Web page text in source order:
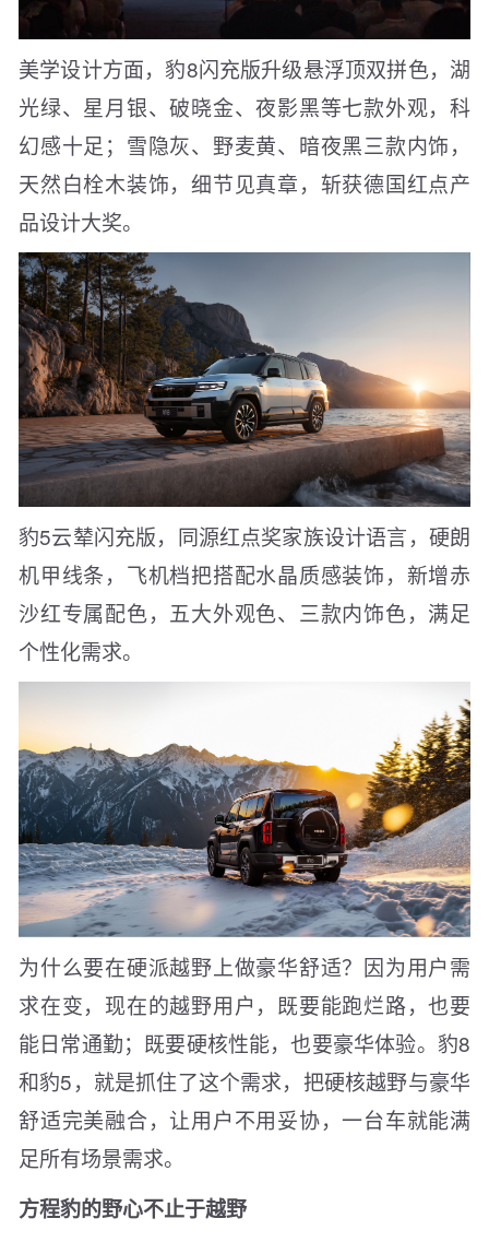
美学设计方面，豹8闪充版升级悬浮顶双拼色，湖
光绿、星月银、破晓金、夜影黑等七款外观，科
幻感十足；雪隐灰、野麦黄、暗夜黑三款内饰，
天然白栓木装饰，细节见真章，斩获德国红点产
品设计大奖。
豹5云辇闪充版，同源红点奖家族设计语言，硬朗
机甲线条，飞机档把搭配水晶质感装饰，新增赤
沙红专属配色，五大外观色、三款内饰色，满足
个性化需求。
为什么要在硬派越野上做豪华舒适？因为用户需
求在变，现在的越野用户，既要能跑烂路，也要
能日常通勤；既要硬核性能，也要豪华体验。豹8
和豹5，就是抓住了这个需求，把硬核越野与豪华
舒适完美融合，让用户不用妥协，一台车就能满
足所有场景需求。
方程豹的野心不止于越野